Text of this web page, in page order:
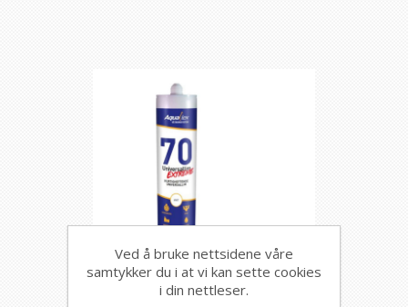
Aqualex universallim 70
Ved å bruke nettsidene våre
samtykker du i at vi kan sette cookies
i din nettleser.